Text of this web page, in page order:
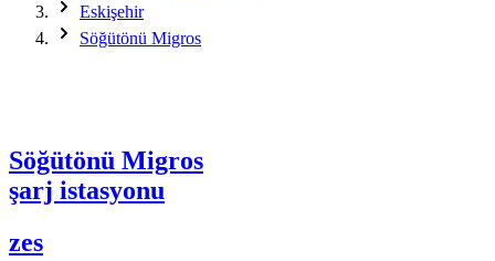
Eskişehir
Söğütönü Migros
Söğütönü Migros
şarj istasyonu
zes